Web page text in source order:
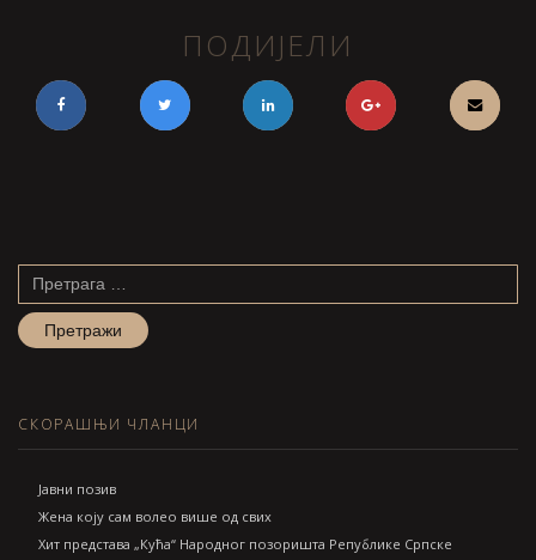
ПОДИЈЕЛИ
СКОРАШЊИ ЧЛАНЦИ
Jавни позив
Жена коју сам волео више од свих
Хит представа „Кућа“ Народног позоришта Републике Српске